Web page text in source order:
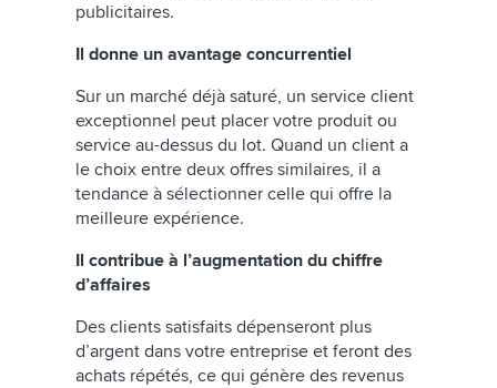
publicitaires.
Il donne un avantage concurrentiel
Sur un marché déjà saturé, un service client
exceptionnel peut placer votre produit ou
service au-dessus du lot. Quand un client a
le choix entre deux offres similaires, il a
tendance à sélectionner celle qui offre la
meilleure expérience.
Il contribue à l’augmentation du chiffre
d’affaires
Des clients satisfaits dépenseront plus
d’argent dans votre entreprise et feront des
achats répétés, ce qui génère des revenus